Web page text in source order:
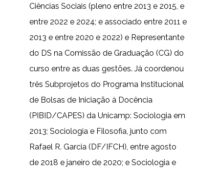
Ciências Sociais (pleno entre 2013 e 2015, e
entre 2022 e 2024; e associado entre 2011 e
2013 e entre 2020 e 2022) e Representante
do DS na Comissão de Graduação (CG) do
curso entre as duas gestões. Já coordenou
três Subprojetos do Programa Institucional
de Bolsas de Iniciação à Docência
(PIBID/CAPES) da Unicamp: Sociologia em
2013; Sociologia e Filosofia, junto com
Rafael R. Garcia (DF/IFCH), entre agosto
de 2018 e janeiro de 2020; e Sociologia e